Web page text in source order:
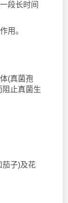
段长时间
用。
(真菌孢
止真菌生
茄子)及花